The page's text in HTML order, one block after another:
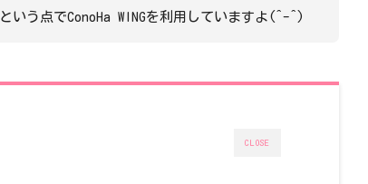
という点でConoHa WINGを利用していますよ(^-^)
CLOSE